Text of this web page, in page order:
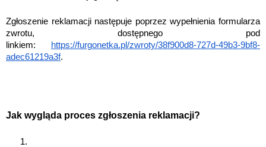
Zgłoszenie reklamacji następuje poprzez wypełnienia formularza
zwrotu, dostępnego pod
linkiem:
https://furgonetka.pl/zwroty/38f900d8-727d-49b3-9bf8-
adec61219a3f.
Jak wygląda proces zgłoszenia reklamacji?